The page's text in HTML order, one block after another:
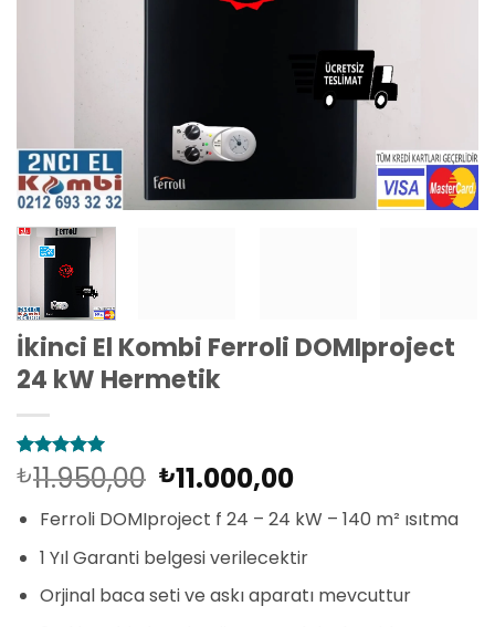
İkinci El Kombi Ferroli DOMIproject
24 kW Hermetik
1
müşteri
puanına
5 üzerinden
₺11.950,00 Orijinal
fiyat:
₺11.950,00.
₺11.000,00Şu
andaki
fiyat:
₺11.000,00.
Ferroli DOMIproject f 24 – 24 kW – 140 m² ısıtma
1 Yıl Garanti belgesi verilecektir
Orjinal baca seti ve askı aparatı mevcuttur